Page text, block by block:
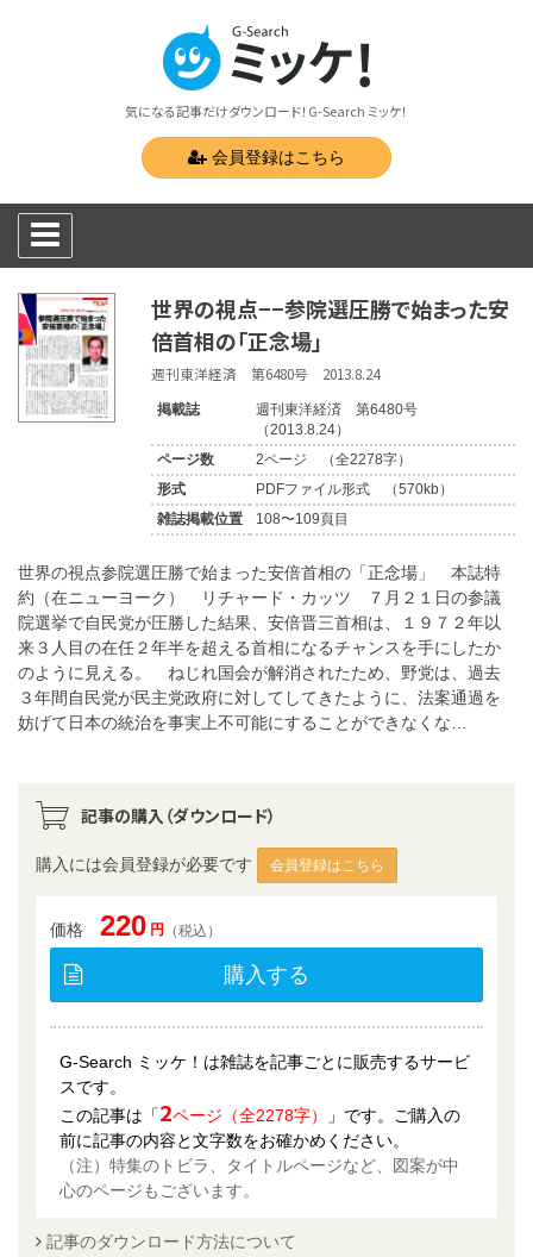
気になる記事だけダウンロード！G-Search ミッケ！
会員登録はこちら
世界の視点−−参院選圧勝で始まった安
倍首相の「正念場」
週刊東洋経済 第6480号 2013.8.24
掲載誌
週刊東洋経済 第6480号
（2013.8.24）
ページ数
2ページ （全2278字）
形式
PDFファイル形式 （570kb）
雑誌掲載位置
108〜109頁目
世界の視点参院選圧勝で始まった安倍首相の「正念場」 本誌特
約（在ニューヨーク） リチャード・カッツ ７月２１日の参議
院選挙で自民党が圧勝した結果、安倍晋三首相は、１９７２年以
来３人目の在任２年半を超える首相になるチャンスを手にしたか
のように見える。 ねじれ国会が解消されたため、野党は、過去
３年間自民党が民主党政府に対してしてきたように、法案通過を
妨げて日本の統治を事実上不可能にすることができなくな…
記事の購入（ダウンロード）
購入には会員登録が必要です 会員登録はこちら
価格 220 円 （税込）
購入する
G-Search ミッケ！は雑誌を記事ごとに販売するサービ
スです。
この記事は「2ページ（全2278字）
」です。ご購入の
前に記事の内容と文字数をお確かめください。
（注）特集のトビラ、タイトルページなど、図案が中
心のページもございます。
記事のダウンロード方法について